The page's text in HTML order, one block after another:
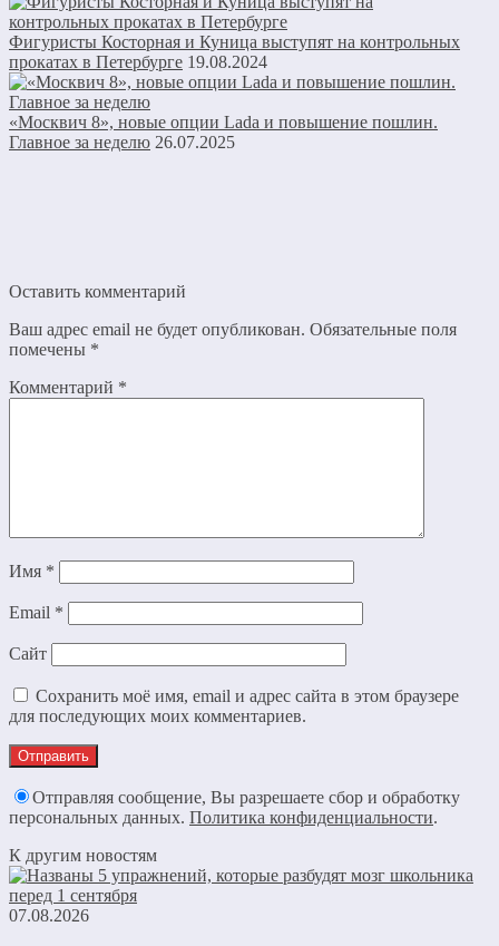
Фигуристы Косторная и Куница выступят на контрольных
прокатах в Петербурге 19.08.2024
«Москвич 8», новые опции Lada и повышение пошлин.
Главное за неделю 26.07.2025
Оставить комментарий
Ваш адрес email не будет опубликован. Обязательные поля
помечены *
Комментарий *
Имя *
Email *
Сайт
Сохранить моё имя, email и адрес сайта в этом браузере
для последующих моих комментариев.
Отправляя сообщение, Вы разрешаете сбор и обработку
персональных данных. Политика конфиденциальности.
К другим новостям
07.08.2026